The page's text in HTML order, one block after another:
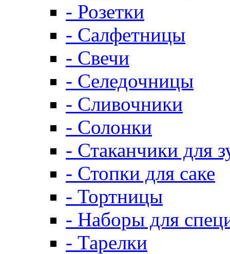
- Розетки
- Салфетницы
- Свечи
- Селедочницы
- Сливочники
- Солонки
- Стаканчики для
- Стопки для саке
- Тортницы
- Наборы для
- Тарелки